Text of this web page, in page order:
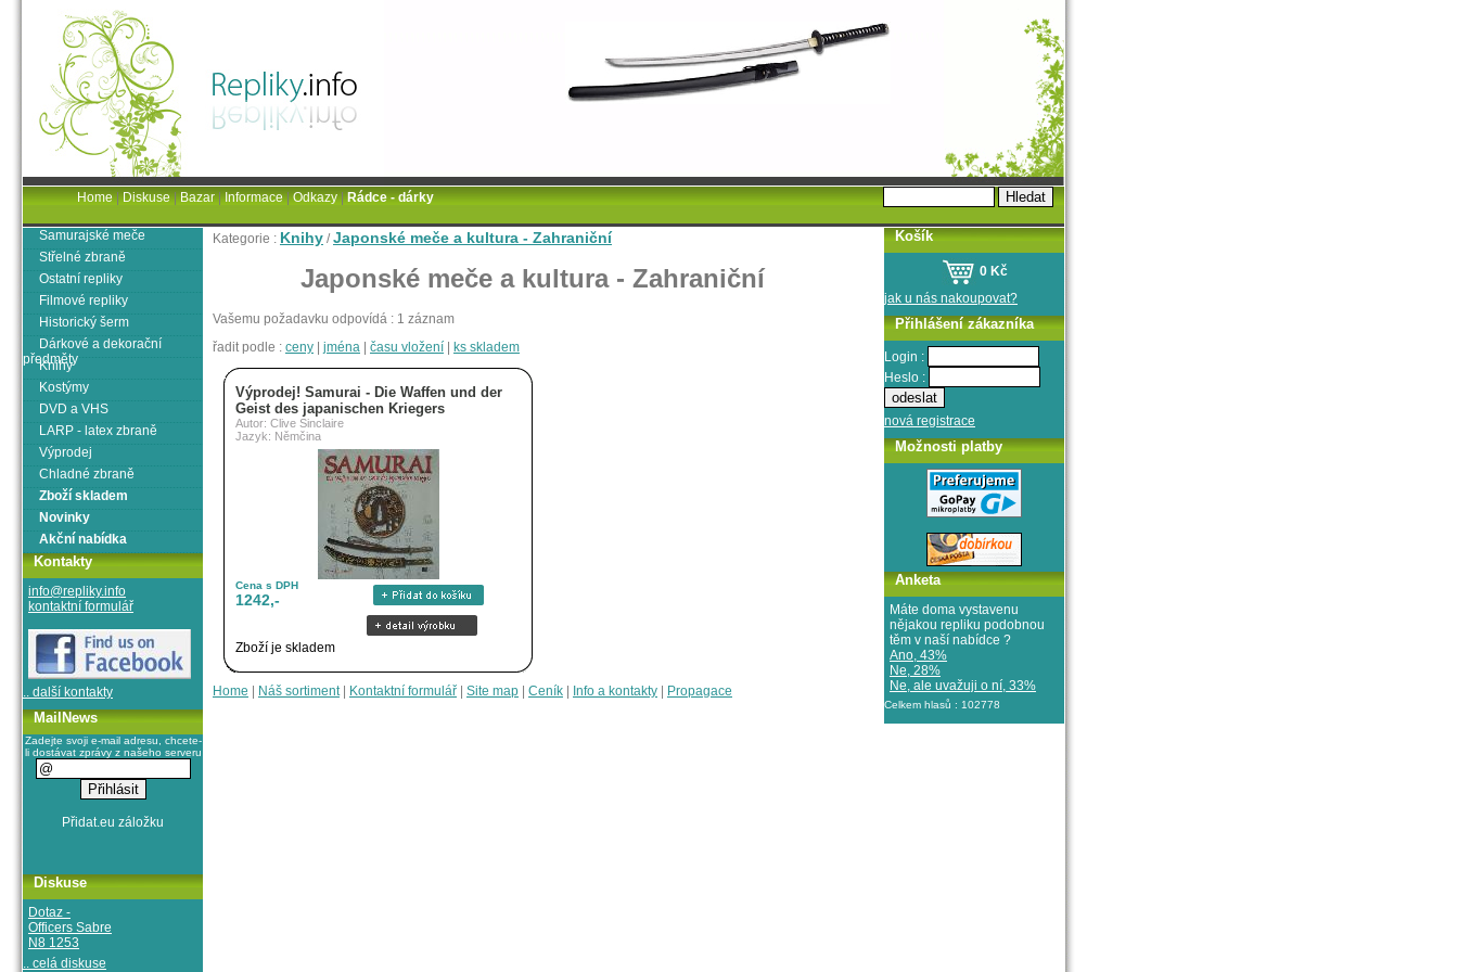
Kategorie : Knihy /Japonské meče a kultura - Zahraniční
Japonské meče a kultura - Zahraniční
Vašemu požadavku odpovídá : 1 záznam
řadit podle : ceny jména času vložení ks skladem
Výprodej! Samurai - Die Waffen und der
Geist des japanischen Kriegers
Autor: Clive Sinclaire
Jazyk: Němčina
Cena s DPH
1242,-
Zboží je skladem
Home Náš sortiment| Kontaktní formulář Site map Ceník Info a kontakty Propagace
Samurajské meče
Střelné zbraně
Ostatní repliky
Filmové repliky
Historický šerm
Dárkové a dekorační
předměty
Knihy
Kostýmy
DVD a VHS
LARP - latex zbraně
Výprodej
Chladné zbraně
Zboží skladem
Novinky
Akční nabídka
Kontakty
info@repliky.info
kontaktní formulář
.. další kontakty
MailNews
Zadejte svoji e-mail adresu, chcete-
li dostávat zprávy z našeho serveru
Diskuse
Dotaz -
Officers Sabre
N8 1253
.. celá diskuse
Košík
0 Kč
jak u nás nakoupovat?
Přihlášení zákazníka
Login :
Heslo :
nová registrace
Možnosti platby
Anketa
Máte doma vystavenu
nějakou repliku podobnou
těm v naší nabídce ?
Ano, 43%
Ne, 28%
Ne, ale uvažuji o ní, 33%
Celkem hlasů : 102778
Home|Diskuse|Bazar|Informace|Odkazy|Rádce - dárky